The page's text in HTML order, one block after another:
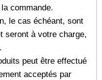
commande.
le cas échéant, sont
seront à votre charge,
peut être effectué
acceptés par